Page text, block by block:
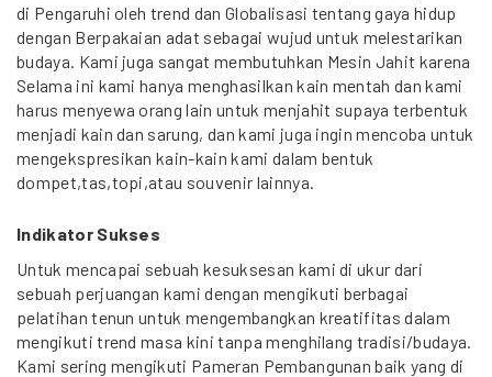
di Pengaruhi oleh trend dan Globalisasi tentang gaya hidup
dengan Berpakaian adat sebagai wujud untuk melestarikan
budaya. Kami juga sangat membutuhkan Mesin Jahit karena
Selama ini kami hanya menghasilkan kain mentah dan kami
harus menyewa orang lain untuk menjahit supaya terbentuk
menjadi kain dan sarung, dan kami juga ingin mencoba untuk
mengekspresikan kain-kain kami dalam bentuk
dompet,tas,topi,atau souvenir lainnya.
Indikator Sukses
Untuk mencapai sebuah kesuksesan kami di ukur dari
sebuah perjuangan kami dengan mengikuti berbagai
pelatihan tenun untuk mengembangkan kreatifitas dalam
mengikuti trend masa kini tanpa menghilang tradisi/budaya.
Kami sering mengikuti Pameran Pembangunan baik yang di